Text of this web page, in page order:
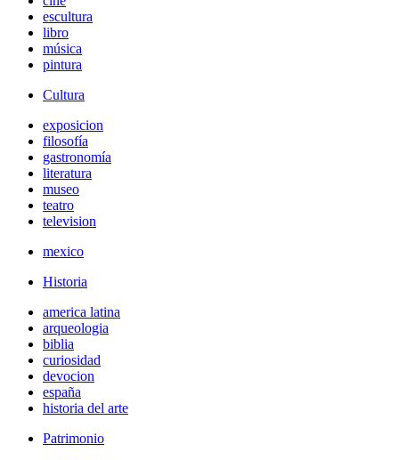
escultura
libro
música
pintura
Cultura
exposicion
filosofía
gastronomía
literatura
museo
teatro
television
mexico
Historia
america latina
arqueologia
biblia
curiosidad
devocion
españa
historia del arte
Patrimonio